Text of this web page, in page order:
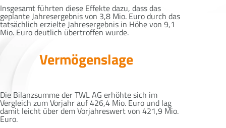
Insgesamt führten diese Effekte dazu, dass das
geplante Jahresergebnis von 3,8 Mio. Euro durch das
tatsächlich erzielte Jahresergebnis in Höhe von 9,1
Mio. Euro deutlich übertroffen wurde.
Vermögenslage
Die Bilanzsumme der TWL AG erhöhte sich im
Vergleich zum Vorjahr auf 426,4 Mio. Euro und lag
damit leicht über dem Vorjahreswert von 421,9 Mio.
Euro.